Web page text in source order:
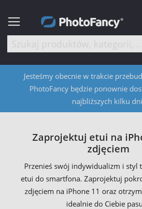
Jesteśmy obecnie w trakcie
PhotoFancy będzie ponownie
najbliższych kilku
Zaprojektuj etui na
zdjęciem
Przenieś swój indywidualizm i styl
etui do smartfona. Zaprojektuj
zdjęciem na iPhone 11 oraz
idealnie do Ciebie